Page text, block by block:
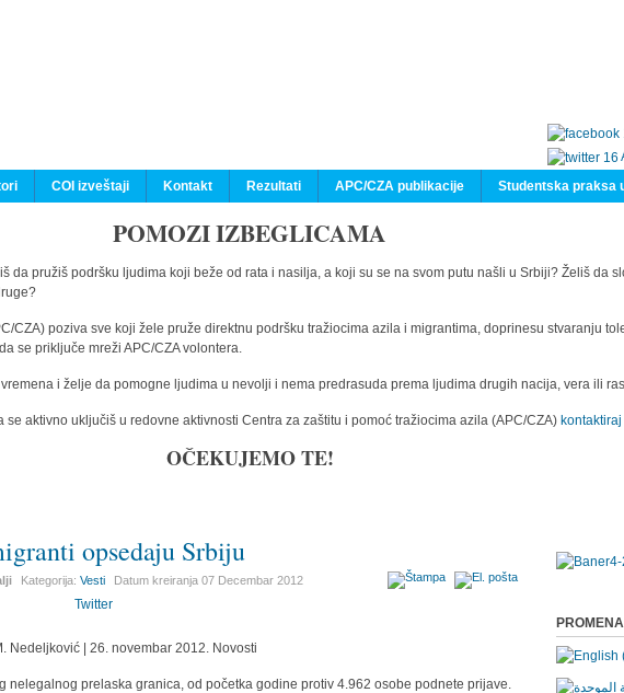
COI izveštaji Kontakt Rezultati APC/CZA publikacije Studentska praksa
POMOZI IZBEGLICAMA
da pružiš podršku ljudima koji beže od rata i nasilja, a koji su se na svom putu našli u Srbiji? Želiš da
CZA) poziva sve koji žele pruže direktnu podršku tražiocima azila i migrantima, doprinesu stvaranju
se priključe mreži APC/CZA volontera.
i želje da pomogne ljudima u nevolji i nema predrasuda prema ljudima drugih nacija, vera ili
aktivno uključiš u redovne aktivnosti Centra za zaštitu i pomoć tražiocima azila (APC/CZA)
OČEKUJEMO TE!
opsedaju Srbiju
Kategorija:Vesti Datum kreiranja07 Decembar 2012
Twitter
Nedeljković | 26. novembar 2012. Novosti
nelegalnog prelaska granica, od početka godine protiv 4.962 osobe podnete prijave.